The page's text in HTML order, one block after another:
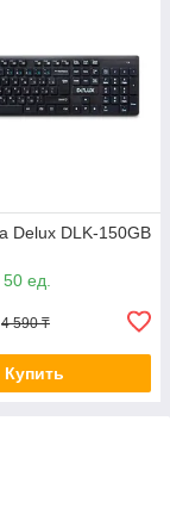
Delux DLK-150GB
ед.
4 590 ₸
Купить